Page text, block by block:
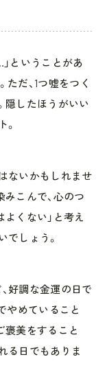
ということがあ
だ、1つ嘘をつく
隠したほうがいい
。
ないかもしれませ
みこんで、心のつ
くない」と考え
でしょう。
好調な金運の日で
やめていること
褒美をすること
る日でもありま